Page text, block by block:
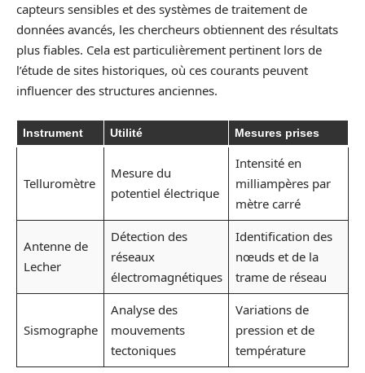
capteurs sensibles et des systèmes de traitement de
données avancés, les chercheurs obtiennent des résultats
plus fiables. Cela est particulièrement pertinent lors de
l’étude de sites historiques, où ces courants peuvent
influencer des structures anciennes.
Instrument Utilité Mesures prises
Telluromètre
Mesure du
potentiel électrique
Intensité en
milliampères par
mètre carré
Antenne de
Lecher
Détection des
réseaux
électromagnétiques
Identification des
nœuds et de la
trame de réseau
Sismographe
Analyse des
mouvements
tectoniques
Variations de
pression et de
température